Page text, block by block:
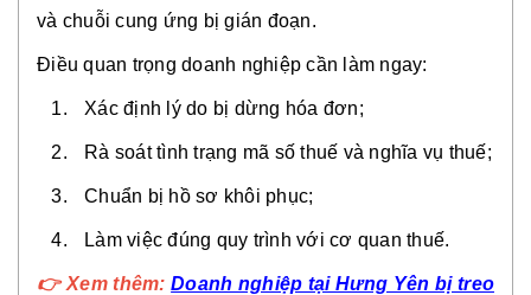
và chuỗi cung ứng bị gián đoạn.
Điều quan trọng doanh nghiệp cần làm ngay:
Xác định lý do bị dừng hóa đơn;
Rà soát tình trạng mã số thuế và nghĩa vụ thuế;
Chuẩn bị hồ sơ khôi phục;
Làm việc đúng quy trình với cơ quan thuế.
👉 Xem thêm: Doanh nghiệp tại Hưng Yên bị treo